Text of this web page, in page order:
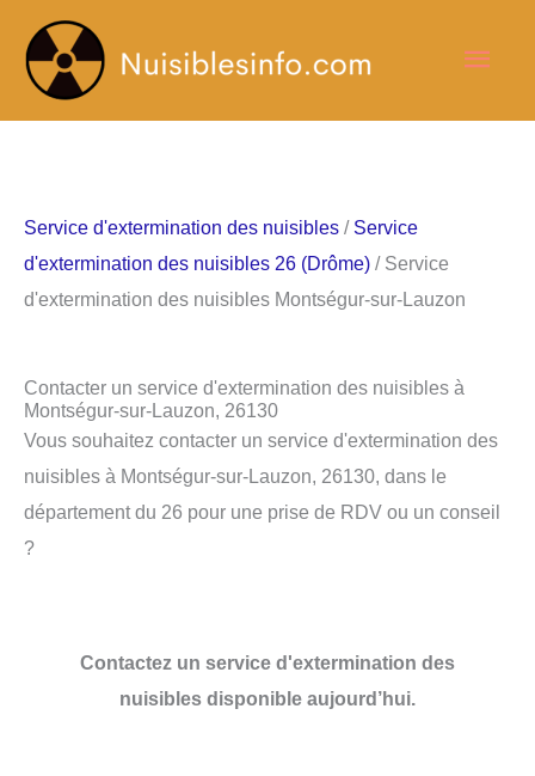
contenu
Service d'extermination des nuisibles / Service
d'extermination des nuisibles 26 (Drôme) / Service
d'extermination des nuisibles Montségur-sur-Lauzon
Contacter un service d'extermination des nuisibles à
Montségur-sur-Lauzon, 26130
Vous souhaitez contacter un service d'extermination des
nuisibles à Montségur-sur-Lauzon, 26130, dans le
département du 26 pour une prise de RDV ou un conseil
?
Contactez un service d'extermination des
nuisibles disponible aujourd’hui.